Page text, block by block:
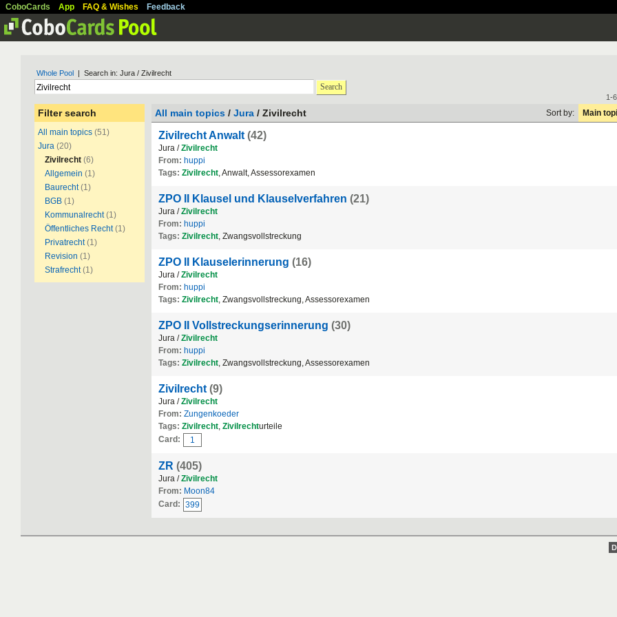
CoboCards App FAQ & Wishes Feedback
Whole Pool | Search in: Jura / Zivilrecht
Search
Filter search
All main topics (51)
Jura (20)
Zivilrecht (6)
Allgemein (1)
Baurecht (1)
BGB (1)
Kommunalrecht(1)
Öffentliches Recht (1)
Privatrecht (1)
Revision (1)
Strafrecht (1)
1-
All main topics / Jura / Zivilrecht Sort by: Main
Zivilrecht Anwalt (42)
Jura /Zivilrecht
From: huppi
Tags: Zivilrecht, Anwalt, Assessorexamen
ZPO II Klausel und Klauselverfahren (21)
Jura /Zivilrecht
From: huppi
Tags: Zivilrecht, Zwangsvollstreckung
ZPO II Klauselerinnerung (16)
Jura /Zivilrecht
From: huppi
Tags: Zivilrecht, Zwangsvollstreckung, Assessorexamen
ZPO II Vollstreckungserinnerung (30)
Jura /Zivilrecht
From: huppi
Tags: Zivilrecht, Zwangsvollstreckung, Assessorexamen
Zivilrecht (9)
Jura /Zivilrecht
From: Zungenkoeder
Tags: Zivilrecht, Zivilrechturteile
Card:
1
ZR (405)
Jura /Zivilrecht
From: Moon84
Card: 399